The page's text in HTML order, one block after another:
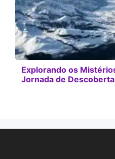
Explorando os
Jornada de Descoberta